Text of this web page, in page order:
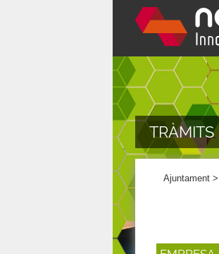
TRÀMITS
Ajuntament >